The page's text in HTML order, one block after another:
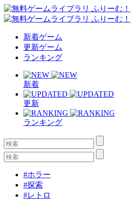
新着ゲーム
更新ゲーム
ランキング
新着
更新
ランキング
#ホラー
#探索
#レトロ